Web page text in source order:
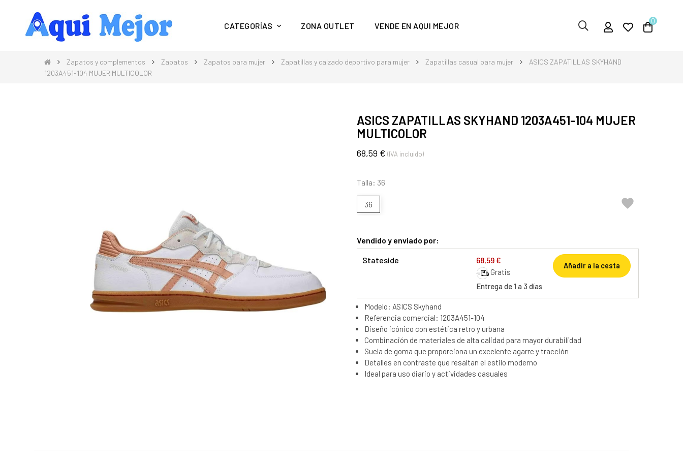
Compra Moda, Electrónica, Hogar y mucho más en Aquí Mejor
CATEGORÍAS ZONA OUTLET VENDE EN AQUI MEJOR 0
Zapatos y complementos Zapatos Zapatos para mujer Zapatillas y calzado deportivo para mujer Zapatillas casual para mujer
ASICS ZAPATILLAS SKYHAND
1203A451-104 MUJER MULTICOLOR
ASICS ZAPATILLAS SKYHAND 1203A451-104 MUJER
MULTICOLOR
68,59 € (IVA incluido)
Talla: 36
36 
Vendido y enviado por:
Stateside 68,59 €
Gratis
Entrega de 1 a 3 días
Añadir a la cesta
Modelo: ASICS Skyhand
Referencia comercial: 1203A451-104
Diseño icónico con estética retro y urbana
Combinación de materiales de alta calidad para mayor durabilidad
Suela de goma que proporciona un excelente agarre y tracción
Detalles en contraste que resaltan el estilo moderno
Ideal para uso diario y actividades casuales